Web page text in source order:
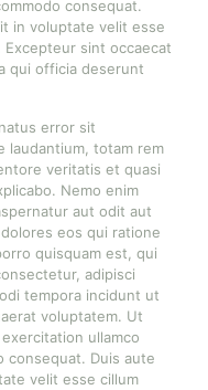
consequat.
in voluptate velit esse
sint occaecat
qui officia deserunt
error sit
laudantium, totam rem
veritatis et quasi
Nemo enim
aut odit aut
eos qui ratione
quisquam est, qui
adipisci
tempora incidunt ut
voluptatem. Ut
ullamco
consequat. Duis aute
velit esse cillum